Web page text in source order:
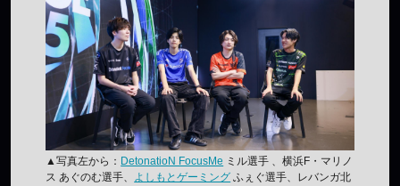
▲写真左から： DetonatioN FocusMe ミル選手 、横浜F・マリノ
ス あぐのむ選手、
よしもとゲーミング ふぇぐ選手、レバンガ北